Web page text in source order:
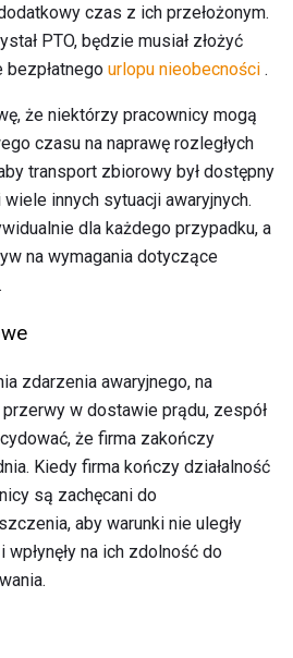
czas z ich przełożonym.
PTO, będzie musiał złożyć
bezpłatnego urlopu nieobecności .
że niektórzy pracownicy mogą
czasu na naprawę rozległych
transport zbiorowy był dostępny
innych sytuacji awaryjnych.
dla każdego przypadku, a
na wymagania dotyczące
zdarzenia awaryjnego, na
w dostawie prądu, zespół
że firma zakończy
Kiedy firma kończy działalność
są zachęcani do
aby warunki nie uległy
na ich zdolność do